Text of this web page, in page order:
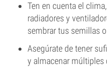
Ten en cuenta el
radiadores y
sembrar tus semillas
Asegúrate de tener
y almacenar múltiples